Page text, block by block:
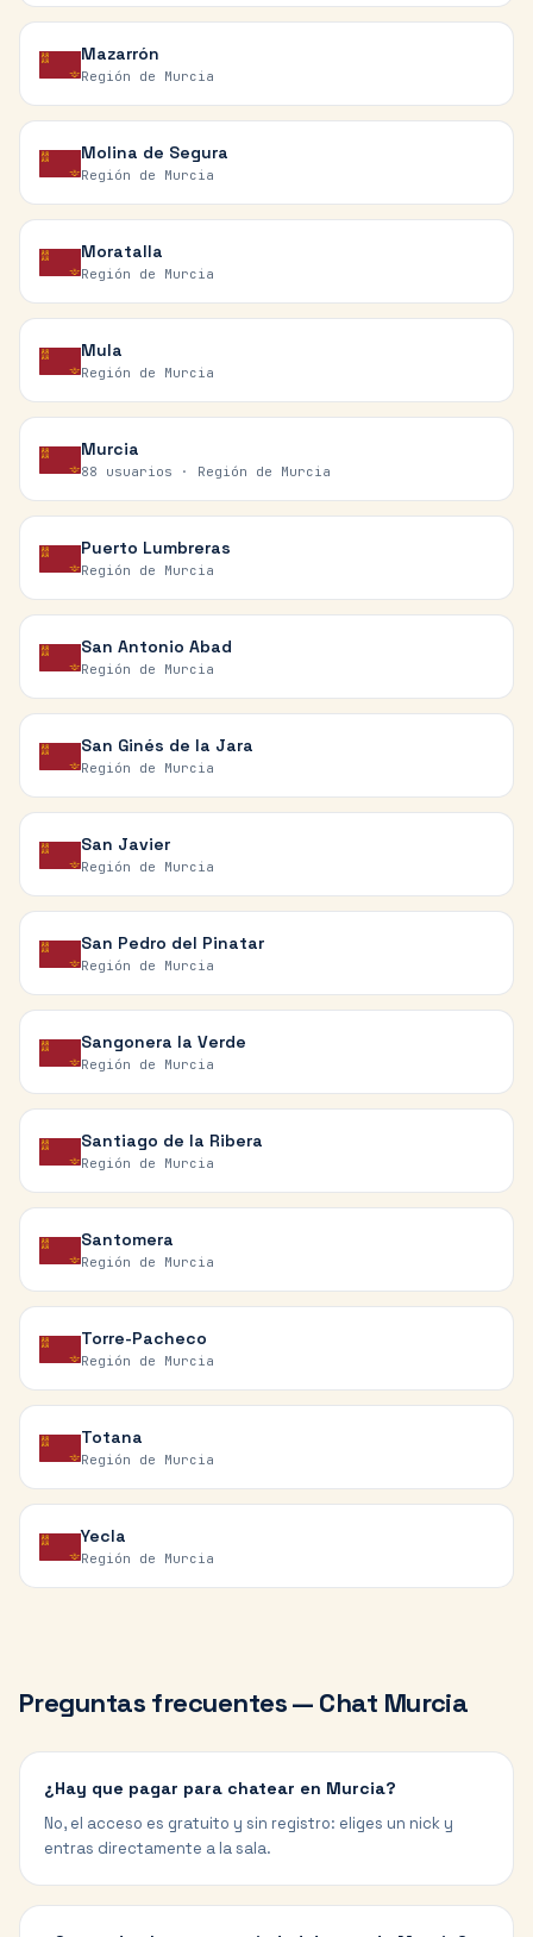
Mazarrón
Región de Murcia
Molina de Segura
Región de Murcia
Moratalla
Región de Murcia
Mula
Región de Murcia
Murcia
88 usuarios · Región de Murcia
Puerto Lumbreras
Región de Murcia
San Antonio Abad
Región de Murcia
San Ginés de la Jara
Región de Murcia
San Javier
Región de Murcia
San Pedro del Pinatar
Región de Murcia
Sangonera la Verde
Región de Murcia
Santiago de la Ribera
Región de Murcia
Santomera
Región de Murcia
Torre-Pacheco
Región de Murcia
Totana
Región de Murcia
Yecla
Región de Murcia
Preguntas frecuentes — Chat Murcia
¿Hay que pagar para chatear en Murcia?
No, el acceso es gratuito y sin registro: eliges un nick y
entras directamente a la sala.